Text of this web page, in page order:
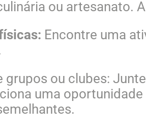
ou artesanato.
Encontre uma
grupos ou clubes:
uma